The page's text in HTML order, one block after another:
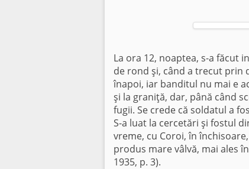
La ora 12, noaptea, s-a făcut
de rond şi, când a trecut prin
înapoi, iar banditul nu mai e
şi la graniţă, dar, până când
fugii. Se crede că soldatul a
S-a luat la cercetări şi fostul
vreme, cu Coroi, în
produs mare vâlvă, mai ales
1935, p. 3).